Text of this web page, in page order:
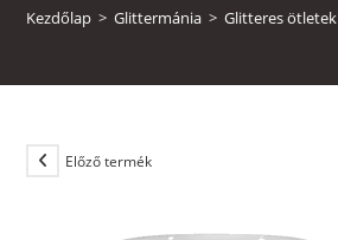
Kezdőlap > Glittermánia > Glitteres ötletek
Előző termék